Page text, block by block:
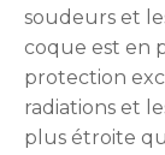
soudeurs et
coque est en
protection
radiations et
plus étroite